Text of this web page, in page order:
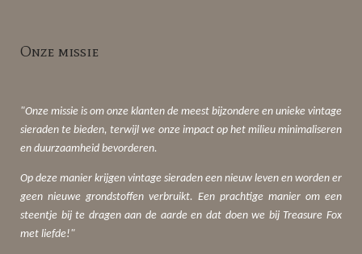
Onze missie
"Onze missie is om onze klanten de meest bijzondere en unieke vintage
sieraden te bieden, terwijl we onze impact op het milieu minimaliseren
en duurzaamheid bevorderen.
Op deze manier krijgen vintage sieraden een nieuw leven en worden er
geen nieuwe grondstoffen verbruikt. Een prachtige manier om een
steentje bij te dragen aan de aarde en dat doen we bij Treasure Fox
met liefde!"